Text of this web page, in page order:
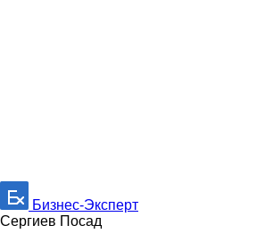
Бизнес-Эксперт
Сергиев Посад